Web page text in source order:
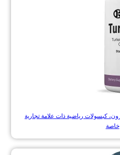
كبسولات رياضية ذات علامة تجارية
خاصة